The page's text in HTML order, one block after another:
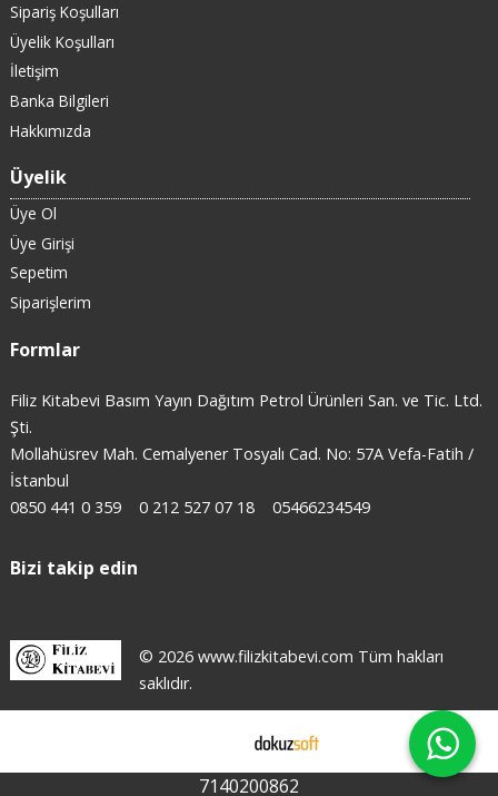
Sipariş Koşulları
Üyelik Koşulları
İletişim
Banka Bilgileri
Hakkımızda
Üyelik
Üye Ol
Üye Girişi
Sepetim
Siparişlerim
Formlar
Filiz Kitabevi Basım Yayın Dağıtım Petrol Ürünleri San. ve Tic. Ltd.
Şti.
Mollahüsrev Mah. Cemalyener Tosyalı Cad. No: 57A Vefa-Fatih /
İstanbul
0850 441 0 359
0 212 527 07 18 05466234549
Bizi takip edin
© 2026 www.filizkitabevi.com Tüm hakları
saklıdır.
7140200862